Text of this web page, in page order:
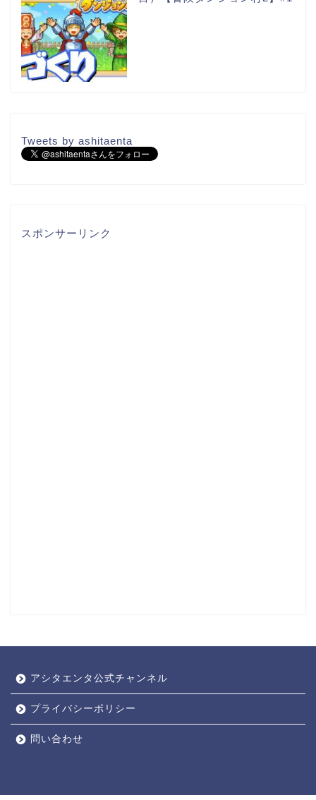
Tweets by ashitaenta
スポンサーリンク
アシタエンタ公式チャンネル
プライバシーポリシー
問い合わせ